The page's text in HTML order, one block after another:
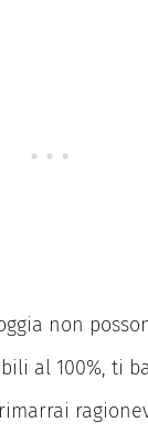
non
al 100%, ti